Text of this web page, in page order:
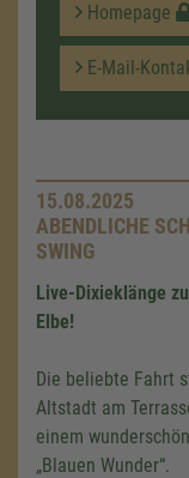
Homepage
E-Mail-
15.08.2025
ABENDLICHE
SWING
Live-Dixieklänge
Elbe!
Die beliebte Fahrt
Altstadt am
einem
„Blauen Wunder“.